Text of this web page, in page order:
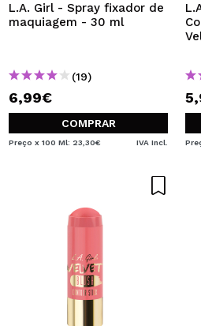
L.A. Girl - Spray fixador de
maquiagem - 30 ml
(19)
6,99€
COMPRAR
Preço x 100 Ml: 23,30€ IVA Incl.